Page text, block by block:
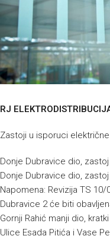
RJ
Zastoji u isporuci
Donje Dubravice dio,
Donje Dubravice dio,
Napomena: Revizija TS
Dubravice 2 će biti
Gornji Rahić manji dio,
Ulice Esada Pitića i Vase